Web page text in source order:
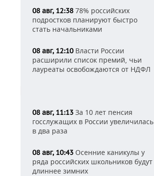
08 авг, 12:38 78% российских
подростков планируют быстро
стать начальниками
08 авг, 12:10Власти России
расширили список премий, чьи
лауреаты освобождаются от НДФЛ
08 авг, 11:13 За 10 лет пенсия
госслужащих в России увеличилась
в два раза
08 авг, 10:43 Осенние каникулы у
ряда российских школьников будут
длиннее зимних